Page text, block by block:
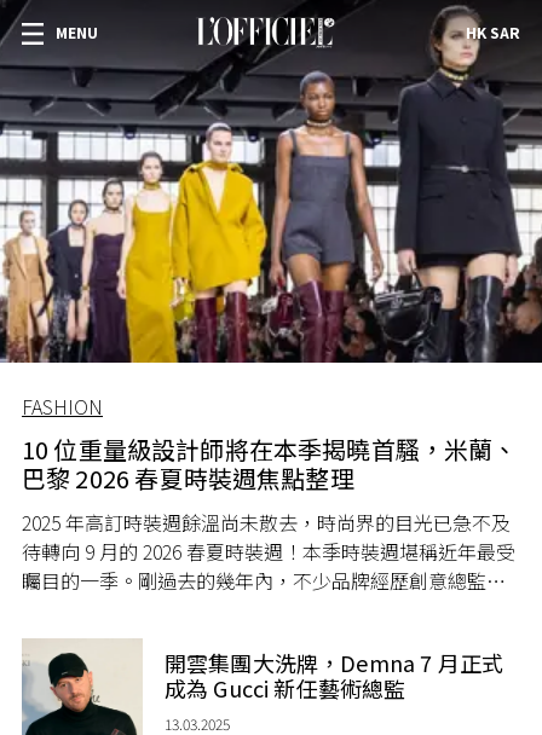
MENU HK SAR
FASHION
10 位重量級設計師將在本季揭曉首騷，米蘭、
巴黎 2026 春夏時裝週焦點整理
2025 年高訂時裝週餘溫尚未散去，時尚界的目光已急不及
待轉向 9 月的 2026 春夏時裝週！本季時裝週堪稱近年最受
矚目的一季。剛過去的幾年內，不少品牌經歷創意總監人
計師都即將在本季揭曉首騷，決定品牌未來走向。每一場
秀都可能成為時尚史重要時刻，整個時尚界都期待他們帶
來的創意和話題能否重振時尚界。
開雲集團大洗牌，Demna 7 月正式
成為 Gucci 新任藝術總監
13.03.2025